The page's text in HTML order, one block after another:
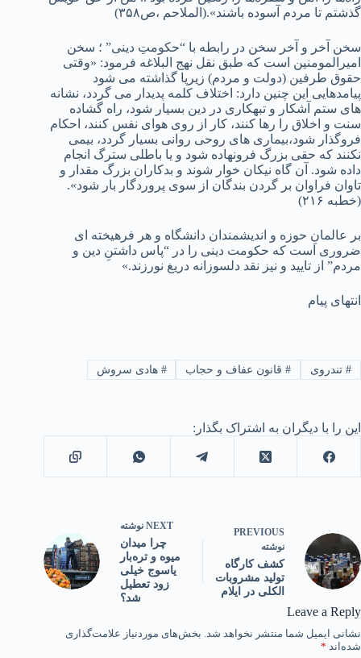
گذشتم تا مردم آسوده باشند».(الملاحم ،ص۳۵۸)
سخن آخر و آخر سخن در رابطه با “حکومتِ دینی” ؛ سخن
امیرالمومنین است که طبق نقل نهج البلاغه فرمود: «وقتی
حقوق طرفین (دولت و مردم) زیرپا گذاشته می شود
پیامدهایی این چنین دارد: اختلاف کلمه پدیدار می گردد، نشانه
های ستم آشکار و تبهکاری در دین بسیار شود، راه گشاده
سنت و اخلاق را رها کنند، کار از روی هوای نفس کنند، احکام
فروگذار شود،بیماری های روحی روانی بسیار گردد، بیمی
نکنند که حقی بزرگ فرونهاده شود و یا باطلی سترگ انجام
داده شود. آن گاه نیکان خوار شوند و بدکاران بزرگ مقدار و
تاوان فراوان بر گردن بندگان از سوی پروردگار بار شود».
(خطبه ۲۱۶)
بر عالمانِ حوزه و اندیشمندان دانشگاه و هر فرهیخته ای
ضروری است که حکومت دینی را در “پاس داشتنِ دین و
مردم” از تایید و نیز نقد دلسوزانه دریغ نورزند.»
انتهای پیام
#تندروی #قانون عفاف و حجاب # هادی سروش
این را با دیگران به اشتراک بگذار:
PREVIOUS
نوشته
کشف کارگاه
تولید مشروبات
الکلی در ایلام
NEXT نوشته
چرا میدان
میوه و تره‌بار
یاسوج خیلی
زود تعطیل
شد؟
Leave a Reply
نشانی ایمیل شما منتشر نخواهد شد. بخش‌های موردنیاز علامت‌گذاری
شده‌اند *